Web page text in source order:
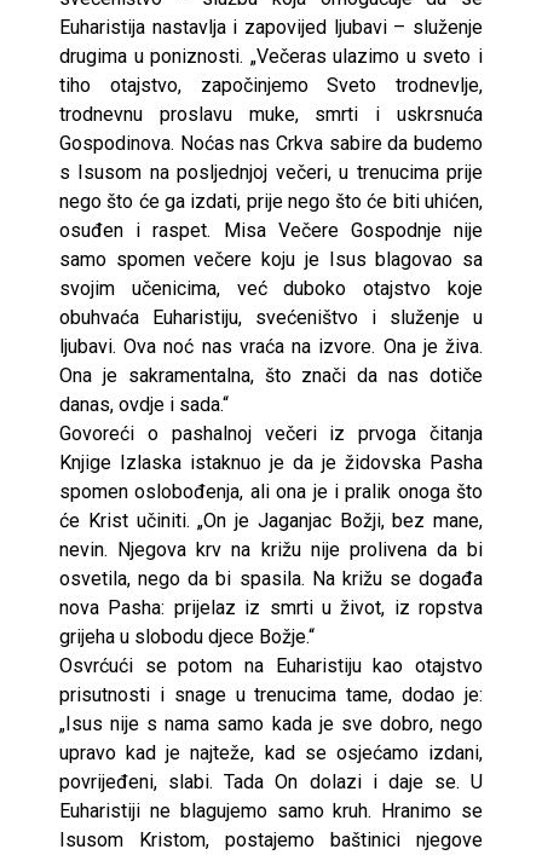
Euharistija nastavlja i zapovijed ljubavi – služenje
drugima u poniznosti. „Večeras ulazimo u sveto i
tiho otajstvo, započinjemo Sveto trodnevlje,
trodnevnu proslavu muke, smrti i uskrsnuća
Gospodinova. Noćas nas Crkva sabire da budemo
s Isusom na posljednjoj večeri, u trenucima prije
nego što će ga izdati, prije nego što će biti uhićen,
osuđen i raspet. Misa Večere Gospodnje nije
samo spomen večere koju je Isus blagovao sa
svojim učenicima, već duboko otajstvo koje
obuhvaća Euharistiju, svećeništvo i služenje u
ljubavi. Ova noć nas vraća na izvore. Ona je živa.
Ona je sakramentalna, što znači da nas dotiče
danas, ovdje i sada.“
Govoreći o pashalnoj večeri iz prvoga čitanja
Knjige Izlaska istaknuo je da je židovska Pasha
spomen oslobođenja, ali ona je i pralik onoga što
će Krist učiniti. „On je Jaganjac Božji, bez mane,
nevin. Njegova krv na križu nije prolivena da bi
osvetila, nego da bi spasila. Na križu se događa
nova Pasha: prijelaz iz smrti u život, iz ropstva
grijeha u slobodu djece Božje.“
Osvrćući se potom na Euharistiju kao otajstvo
prisutnosti i snage u trenucima tame, dodao je:
„Isus nije s nama samo kada je sve dobro, nego
upravo kad je najteže, kad se osjećamo izdani,
povrijeđeni, slabi. Tada On dolazi i daje se. U
Euharistiji ne blagujemo samo kruh. Hranimo se
Isusom Kristom, postajemo baštinici njegove